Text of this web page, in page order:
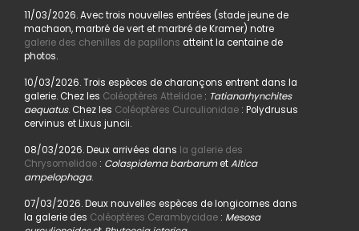
11/03/2026. Avec trois nouvelles entrées (stade jeune de
machaon, marbré de vert et marbré de Kramer) notre
galerie des chenilles de papillons atteint la centaine de
photos.
10/03/2026. Trois espèces de charançons entrent dans la
galerie. Chez les Coléoptères Attelidae: Tatianarhynchites
aequatus. Chez les Coléoptères Curculionidae: Polydrusus
cervinus et Lixus juncii.
08/03/2026. Deux arrivées dans la galerie des
Chrysomelidae: Colaspidema barbarumetAltica
ampelophaga.
07/03/2026. Deux nouvelles espèces de longicornes dans
la galerie des Coléoptères Cerambycidae: Mesosa